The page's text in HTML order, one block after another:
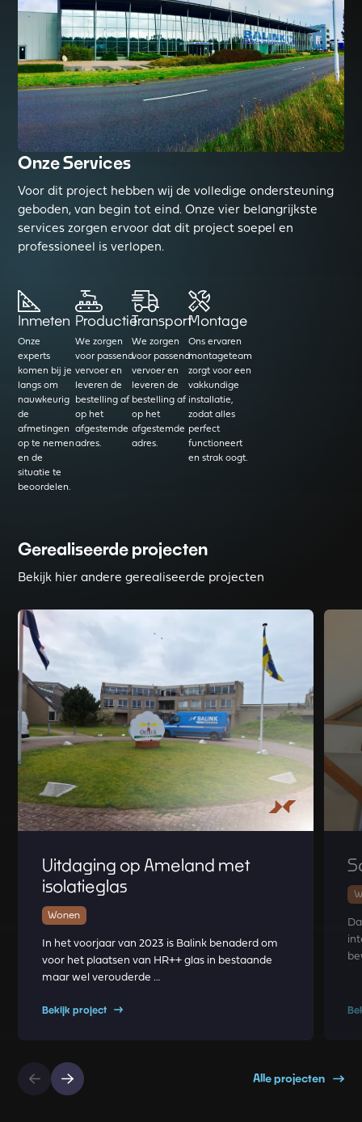
Onze Services
Voor dit project hebben wij de volledige ondersteuning
geboden, van begin tot eind. Onze vier belangrijkste
services zorgen ervoor dat dit project soepel en
professioneel is verlopen.
Inmeten
Onze
experts
komen bij je
langs om
nauwkeurig
de
afmetingen
op te nemen
en de
situatie te
beoordelen.
Productie
We zorgen
voor passend
vervoer en
leveren de
bestelling af
op het
afgestemde
adres.
Transport
We zorgen
voor passend
vervoer en
leveren de
bestelling af
op het
afgestemde
adres.
Montage
Ons ervaren
montageteam
zorgt voor een
vakkundige
installatie,
zodat alles
perfect
functioneert
en strak oogt.
Gerealiseerde projecten
Bekijk hier andere gerealiseerde projecten
Read more about Uitdaging op Ameland met isolatieglas
Uitdaging op Ameland met
isolatieglas
Wonen
In het voorjaar van 2023 is Balink benaderd om
voor het plaatsen van HR++ glas in bestaande
maar wel verouderde …
Bekijk project
Read
Alle projecten